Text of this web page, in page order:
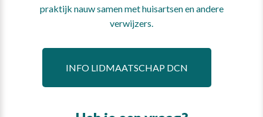
praktijk nauw samen met huisartsen en andere
verwijzers.
INFO LIDMAATSCHAP DCN